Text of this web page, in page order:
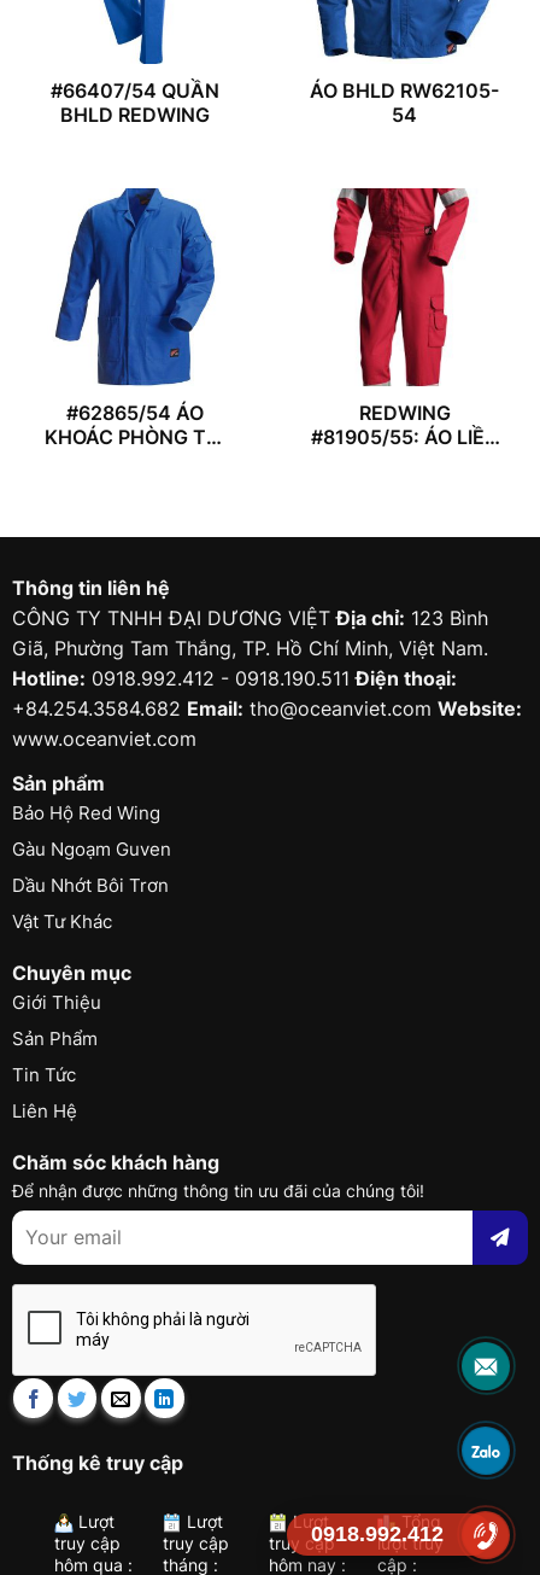
#66407/54 QUẦN
BHLD REDWING
ÁO BHLD RW62105-
54
#62865/54 ÁO
KHOÁC PHÒNG THÍ
REDWING
#81905/55: ÁO LIỀN
Thông tin liên hệ
CÔNG TY TNHH ĐẠI DƯƠNG VIỆTĐịa chỉ: 123 Bình
Giã, Phường Tam Thắng, TP. Hồ Chí Minh, Việt Nam.
Hotline: 0918.992.412 - 0918.190.511Điện thoại:
+84.254.3584.682 Email: tho@oceanviet.com Website:
www.oceanviet.com
Sản phẩm
Bảo Hộ Red Wing
Gàu Ngoạm Guven
Dầu Nhớt Bôi Trơn
Vật Tư Khác
Chuyên mục
Giới Thiệu
Sản Phẩm
Tin Tức
Liên Hệ
Chăm sóc khách hàng
Để nhận được những thông tin ưu đãi của chúng tôi!
Thống kê truy cập
Lượt
truy cập
hôm qua :
Lượt
truy cập
tháng :
Lượt
truy cập
hôm nay :
Tổng
lượt truy
cập :
0918.992.412